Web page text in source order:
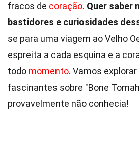
fracos de coração. Quer saber
bastidores e curiosidades
se para uma viagem ao Velho
espreita a cada esquina e a
todo momento. Vamos
fascinantes sobre "Bone
provavelmente não conhecia!